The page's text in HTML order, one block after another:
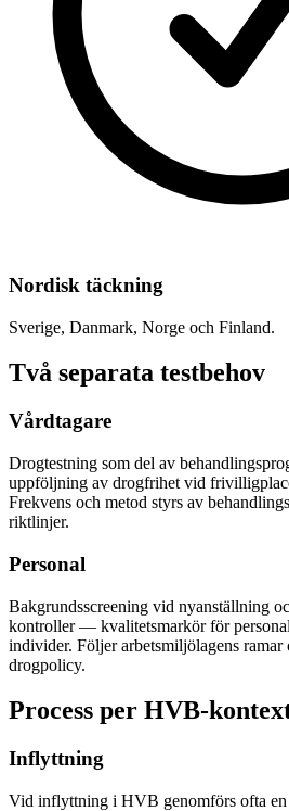
Nordisk täckning
Sverige, Danmark, Norge och Finland.
Två separata testbehov
Vårdtagare
Drogtestning som del av
uppföljning av drogfrihet vid
Frekvens och metod styrs av
riktlinjer.
Personal
Bakgrundsscreening vid nyanställning
kontroller — kvalitetsmarkör för personal
individer. Följer arbetsmiljölagens ramar
drogpolicy.
Process per HVB-
Inflyttning
Vid inflyttning i HVB genomförs ofta